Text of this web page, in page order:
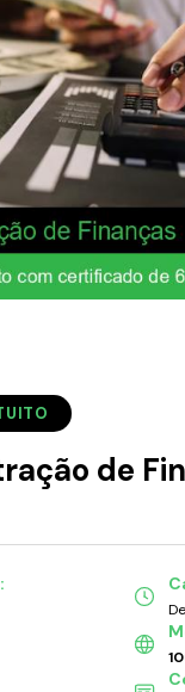
de
De